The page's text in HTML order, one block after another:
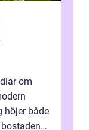
om
höjer både